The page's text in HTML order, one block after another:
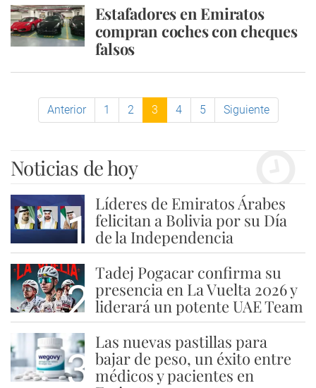
Estafadores en Emiratos
compran coches con cheques
falsos
Anterior 1 2 3 4 5 Siguiente
Noticias de hoy
1
Líderes de Emiratos Árabes
felicitan a Bolivia por su Día
de la Independencia
2
Tadej Pogacar confirma su
presencia en La Vuelta 2026 y
liderará un potente UAE Team
3
Las nuevas pastillas para
bajar de peso, un éxito entre
médicos y pacientes en